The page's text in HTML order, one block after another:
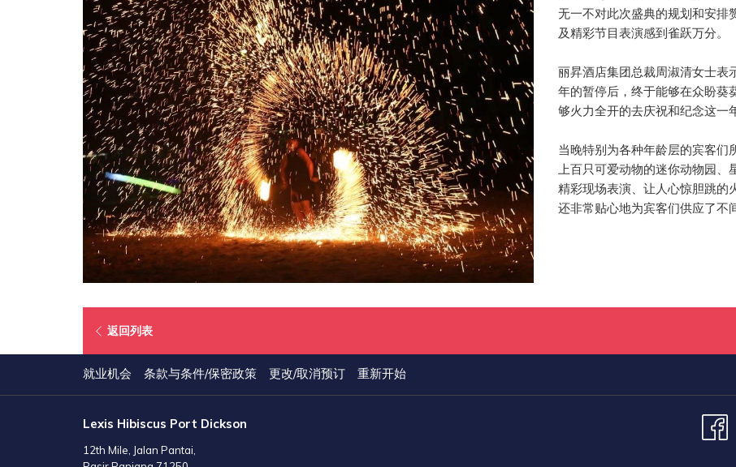
无一不对此次盛典的规划和安排
及精彩节目表演感到雀跃万分。
丽昇酒店集团总裁周淑清女士表
年的暂停后，终于能够在众盼葵
够火力全开的去庆祝和纪念这一
当晚特别为各种年龄层的宾客们
上百只可爱动物的迷你动物园、
精彩现场表演、让人心惊胆跳的
还非常贴心地为宾客们供应了不
返回列表在
标
中
打
就业机会 条款与条件/保密政策 更改/取消预订 重新开始
Lexis Hibiscus Port Dickson
12th Mile, Jalan Pantai,